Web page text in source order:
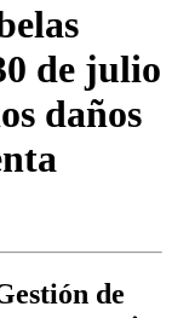
de julio
daños
de